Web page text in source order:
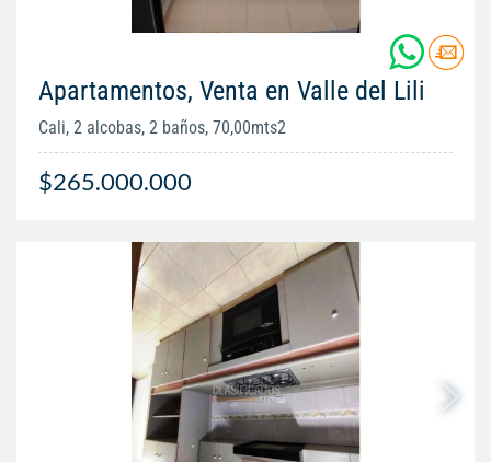
Apartamentos, Venta en Valle del Lili
Cali, 2 alcobas, 2 baños, 70,00mts2
$265.000.000